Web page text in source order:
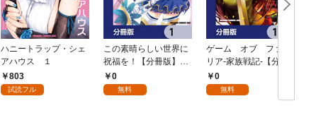
ハニートラップ・シェ
アハウス １
803
試読フル
この素晴らしい世界に
祝福を！【分冊版】
1 0
無料
ゲーム オブ ファミ
リア-家族戦記-【分冊
版】 1
0
無料